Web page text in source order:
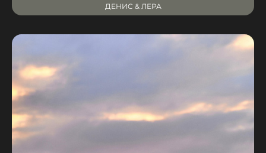
ДЕНИС & ЛЕРА